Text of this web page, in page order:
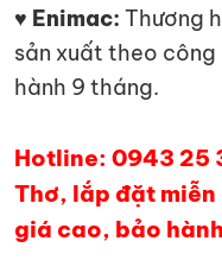
♥ Enimac: Thương
sản xuất theo
hành 9 tháng.
Hotline: 0943 25
Thơ, lắp đặt
giá cao, bảo